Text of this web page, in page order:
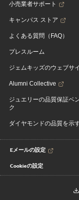
小売業者サポート
キャンパス ストア
よくある質問（FAQ）
プレスルーム
ジェムキッズのウェブサ
Alumni Collective
ジュエリーの品質保証ベ
ク
ダイヤモンドの品質を示
Eメールの設定
Cookieの設定